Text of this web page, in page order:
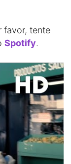
favor, tente
Spotify.